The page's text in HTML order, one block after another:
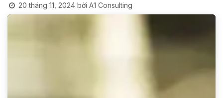
20 tháng 11, 2024 bởi A1 Consulting